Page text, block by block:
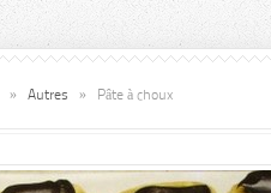
» Autres » Pâte à choux